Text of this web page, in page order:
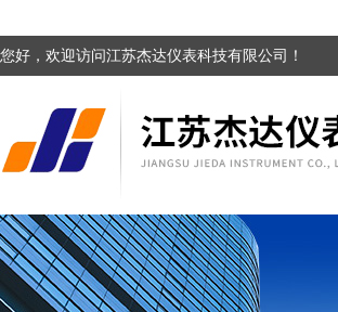
您好，欢迎访问江苏杰达仪表科技有限公司！